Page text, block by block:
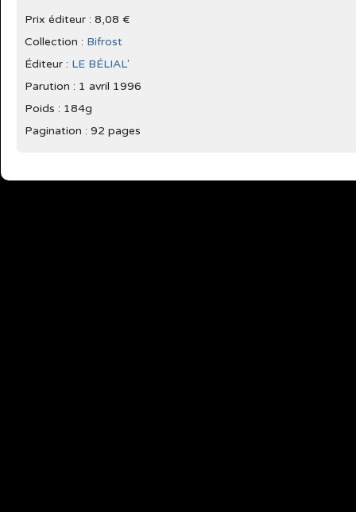
Prix éditeur : 8,08 €
Collection : Bifrost
Éditeur : LE BÉLIAL'
Parution : 1 avril 1996
Poids : 184g
Pagination : 92 pages